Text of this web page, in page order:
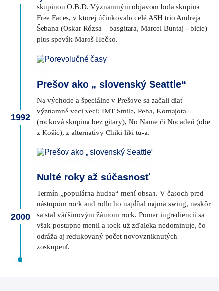
skupinou O.B.D. Významným objavom bola skupina
Free Faces, v ktorej účinkovalo celé ASH trio Andreja
Šebana (Oskar Rózsa – basgitara, Marcel Buntaj - bicie)
plus spevák Maroš Hečko.
Prešov ako „ slovenský Seattle“
Na východe a špeciálne v Prešove sa začali diať
významné veci veci: IMT Smile, Peha, Komajota
(rocková skupina bez gitary), No Name či Nocadeň (obe
z Košíc), z alternatívy Chiki liki tu-a.
1992
Nulté roky až súčasnosť
Termín „populárna hudba“ mení obsah. V časoch pred
nástupom rock and rollu ho napĺňal najmä swing, neskôr
sa stal väčšinovým žánrom rock. Pomer ingrediencií sa
však postupne menil a rock už zďaleka nedominuje, čo
odráža aj redukovaný počet novovzniknutých
zoskupení.
2000